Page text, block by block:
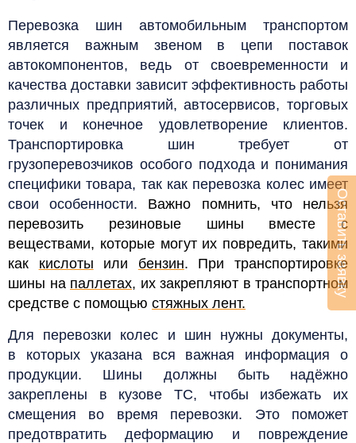
Перевозка шин автомобильным транспортом
является важным звеном в цепи поставок
автокомпонентов, ведь от своевременности и
качества доставки зависит эффективность работы
различных предприятий, автосервисов, торговых
точек и конечное удовлетворение клиентов.
Транспортировка шин требует от
грузоперевозчиков особого подхода и понимания
специфики товара, так как перевозка колес имеет
свои особенности. Важно помнить, что нельзя
перевозить резиновые шины вместе с
веществами, которые могут их повредить, такими
как кислоты или бензин. При транспортировке
шины на паллетах, их закрепляют в транспортном
средстве с помощью стяжных лент.
Для перевозки колес и шин нужны документы,
в которых указана вся важная информация о
продукции. Шины должны быть надёжно
закреплены в кузове ТС, чтобы избежать их
смещения во время перевозки. Это поможет
предотвратить деформацию и повреждение
Оставить заявку